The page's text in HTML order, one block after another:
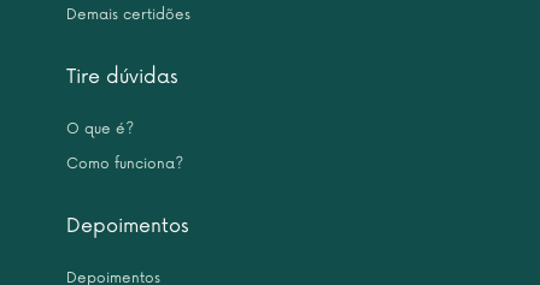
Demais certidões
Tire dúvidas
O que é?
Como funciona?
Depoimentos
Depoimentos